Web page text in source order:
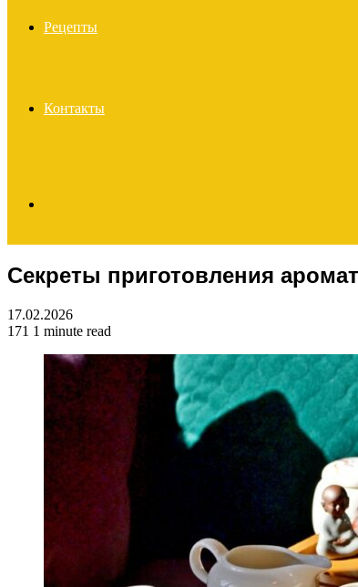
Рецепты
Контакты
for
Секреты приготовления
17.02.2026
171 1 minute read